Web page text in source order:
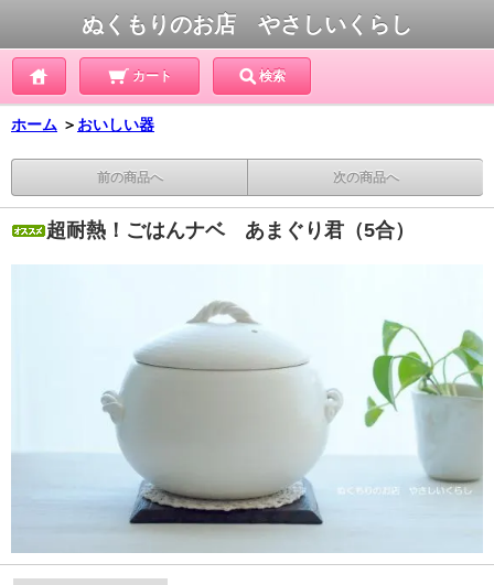
ぬくもりのお店 やさしいくらし
カート 検索
ホーム ＞ おいしい器
前の商品へ 次の商品へ
超耐熱！ごはんナベ あまぐり君（5合）